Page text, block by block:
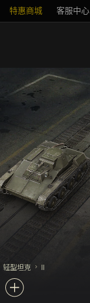
特惠商城 客服中心
轻型坦克 II